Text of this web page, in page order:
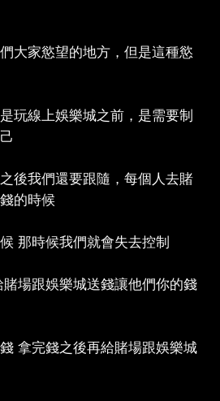
大家慾望的地方，但是這種慾
玩線上娛樂城之前，是需要制
後我們還要跟隨，每個人去賭
的時候
那時候我們就會失去控制
場跟娛樂城送錢讓他們你的錢
拿完錢之後再給賭場跟娛樂城